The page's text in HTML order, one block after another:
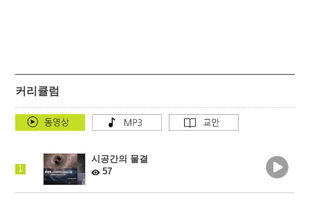
커리큘럼
1
시공간의 물결
57